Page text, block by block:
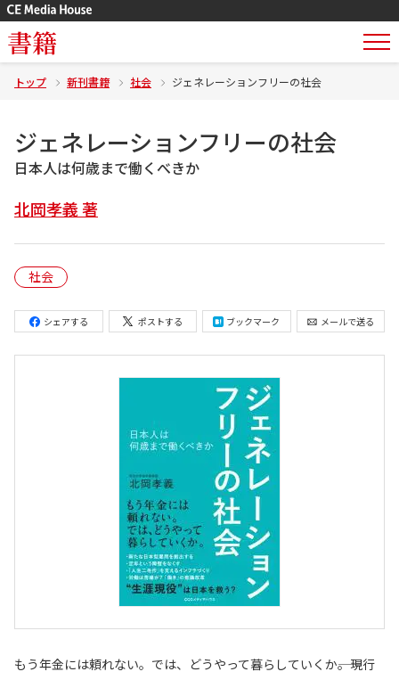
書籍
トップ 新刊書籍 社会 ジェネレーションフリーの社会
ジェネレーションフリーの社会
日本人は何歳まで働くべきか
北岡孝義 著
社会
シェアする ポストする ブックマーク メールで送る
もう年金には頼れない。では、どうやって暮らしていくか――。現行